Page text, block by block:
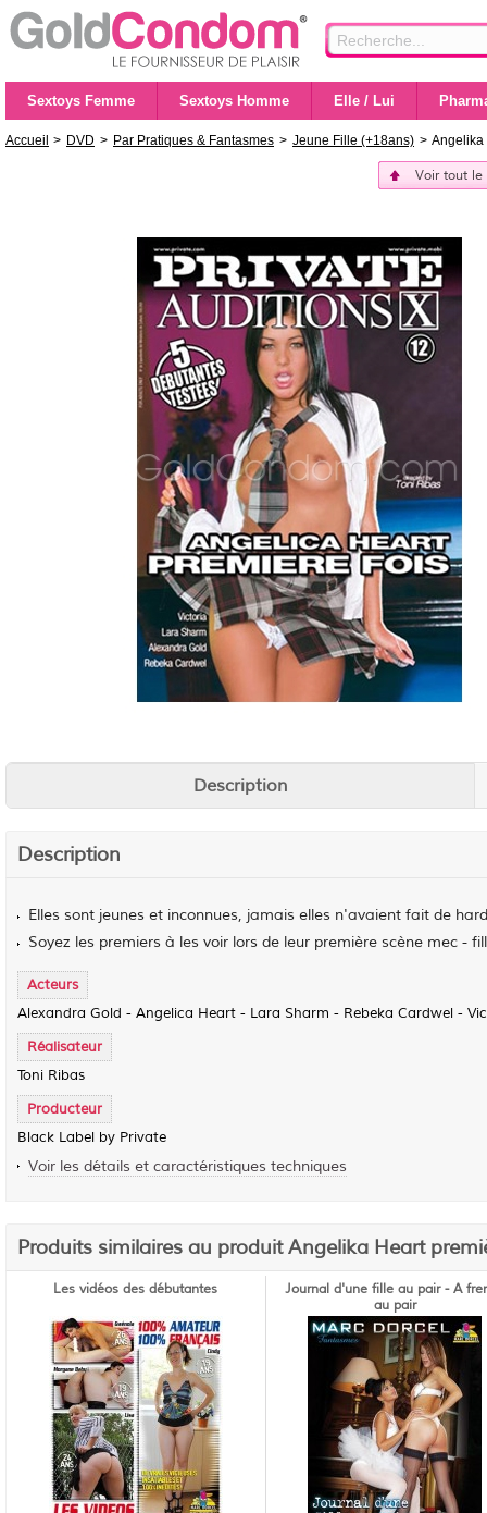
Sextoys Femme Sextoys Homme Elle / Lui
Accueil > DVD > Par Pratiques & Fantasmes > Jeune Fille (+18ans) > Angelika
Voir tout le
Description
Description
Elles sont jeunes et inconnues, jamais elles n'avaient fait de
Soyez les premiers à les voir lors de leur première scène mec -
Acteurs
Alexandra Gold - Angelica Heart - Lara Sharm - Rebeka Cardwel -
Réalisateur
Toni Ribas
Producteur
Black Label by Private
Voir les détails et caractéristiques techniques
Produits similaires au produit Angelika Heart
Les vidéos des débutantes
Journal d'une fille au pair - A
au pair